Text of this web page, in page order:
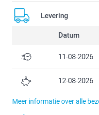
Levering
Datum
11-08-2026
12-08-2026
Meer informatie over alle